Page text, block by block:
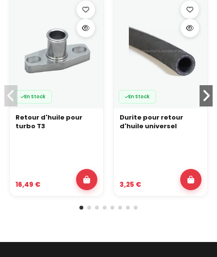
En Stock
Retour d'huile pour
turbo T3
16,49 €
En Stock
Durite pour retour
d'huile universel
3,25 €